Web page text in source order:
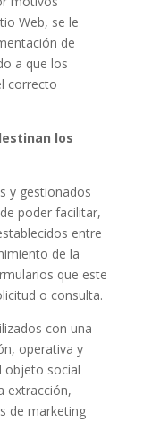
Web, se le
de
a que los
correcto
los
y gestionados
poder facilitar,
entre
de la
que este
o consulta.
con una
operativa y
objeto social
extracción,
de marketing